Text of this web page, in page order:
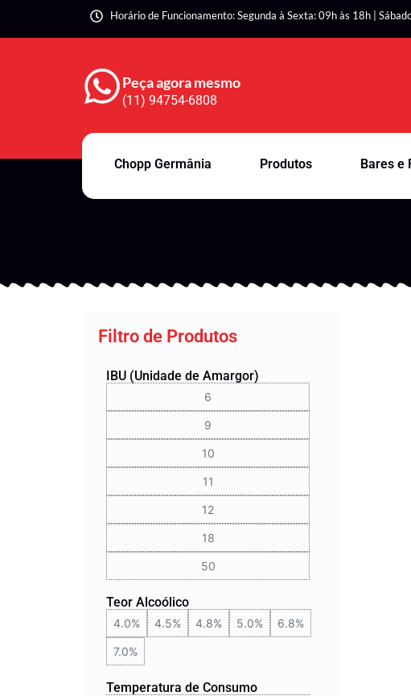
Horário de Funcionamento: Segunda à Sexta: 09h às 18h |
Peça agora mesmo
(11) 94754-6808
Chopp Germânia Produtos Bares e
Filtro de Produtos
IBU (Unidade de Amargor)
6
9
10
11
12
18
50
Teor Alcoólico
4.0% 4.5% 4.8% 5.0% 6.8%
7.0%
Temperatura de Consumo